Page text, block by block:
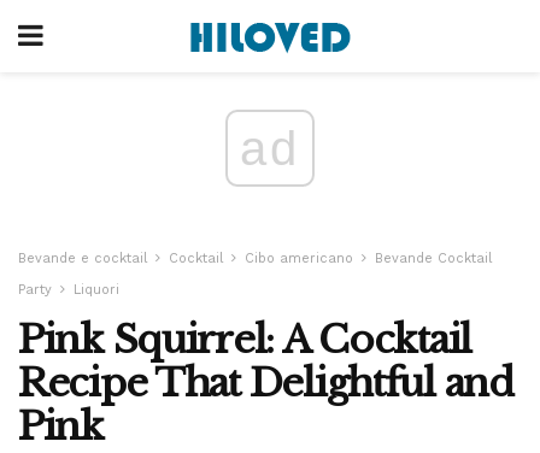
ad
Bevande e cocktail Cocktail Cibo americano
Bevande Cocktail
Party
Liquori
Pink Squirrel: A Cocktail
Recipe That Delightful and
Pink